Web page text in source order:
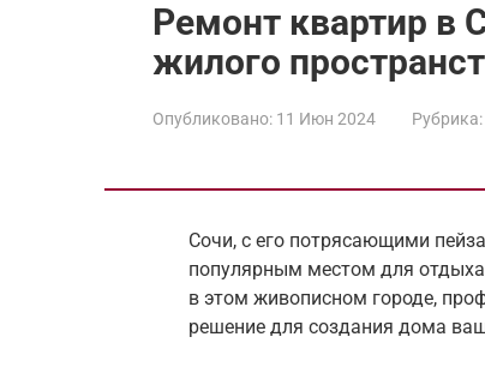
Ремонт квартир в
жилого
Опубликовано: 11 Июн 2024 Рубрика:
Сочи, с его потрясающими
популярным местом для
в этом живописном городе,
решение для создания дома